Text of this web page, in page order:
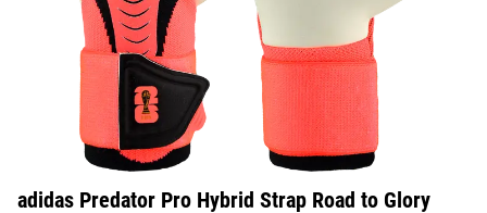
adidas Predator Pro Hybrid Strap Road to Glory